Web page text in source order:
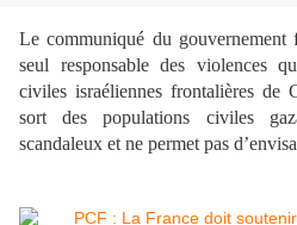
Le communiqué du gouvernement
seul responsable des violences
civiles israéliennes frontalières de
sort des populations civiles
scandaleux et ne permet pas